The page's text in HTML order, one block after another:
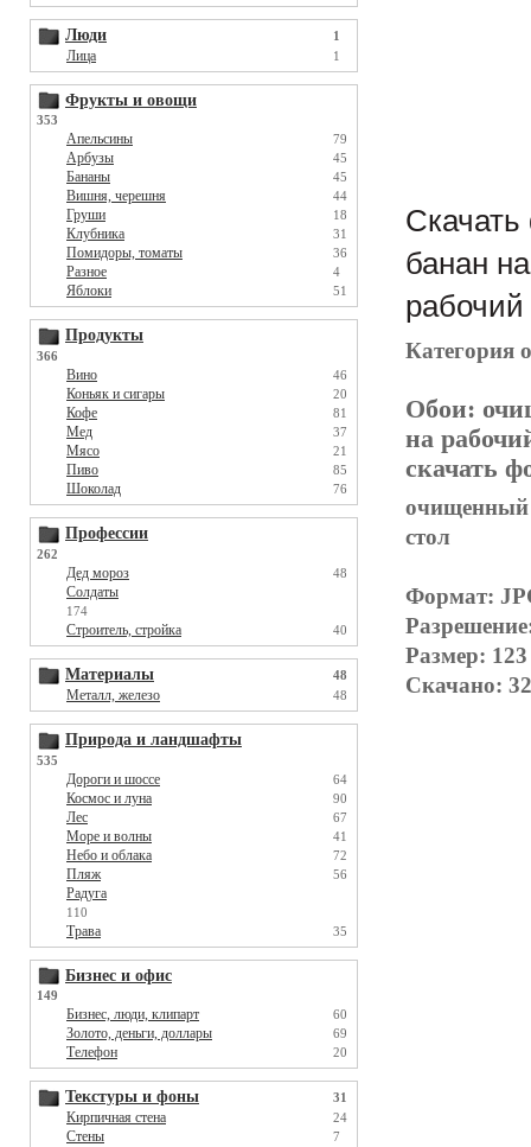
Люди 1
Лица 1
Фрукты и овощи
353
Апельсины 79
Арбузы 45
Бананы 45
Вишня, черешня 44
Груши 18
Клубника 31
Помидоры, томаты 36
Разное 4
Яблоки 51
Продукты
366
Вино 46
Коньяк и сигары 20
Кофе 81
Мед 37
Мясо 21
Пиво 85
Шоколад 76
Профессии
262
Дед мороз 48
Солдаты
174
Строитель, стройка 40
Материалы 48
Металл, железо 48
Природа и ландшафты
535
Дороги и шоссе 64
Космос и луна 90
Лес 67
Море и волны 41
Небо и облака 72
Пляж 56
Радуга
110
Трава 35
Бизнес и офис
149
Бизнес, люди, клипарт 60
Золото, деньги, доллары 69
Телефон 20
Текстуры и фоны 31
Кирпичная стена 24
Стены 7
банан
рабочий
Категория
Обои:
на
скачать
очищенный
стол
Формат:
Размер:
Скачано: